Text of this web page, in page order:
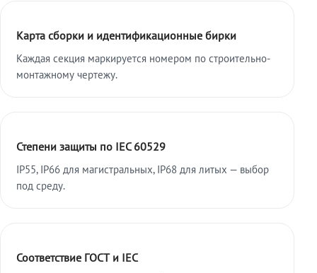
Карта сборки и идентификационные бирки
Каждая секция маркируется номером по строительно-
монтажному чертежу.
Степени защиты по IEC 60529
IP55, IP66 для магистральных, IP68 для литых — выбор
под среду.
Соответствие ГОСТ и IEC